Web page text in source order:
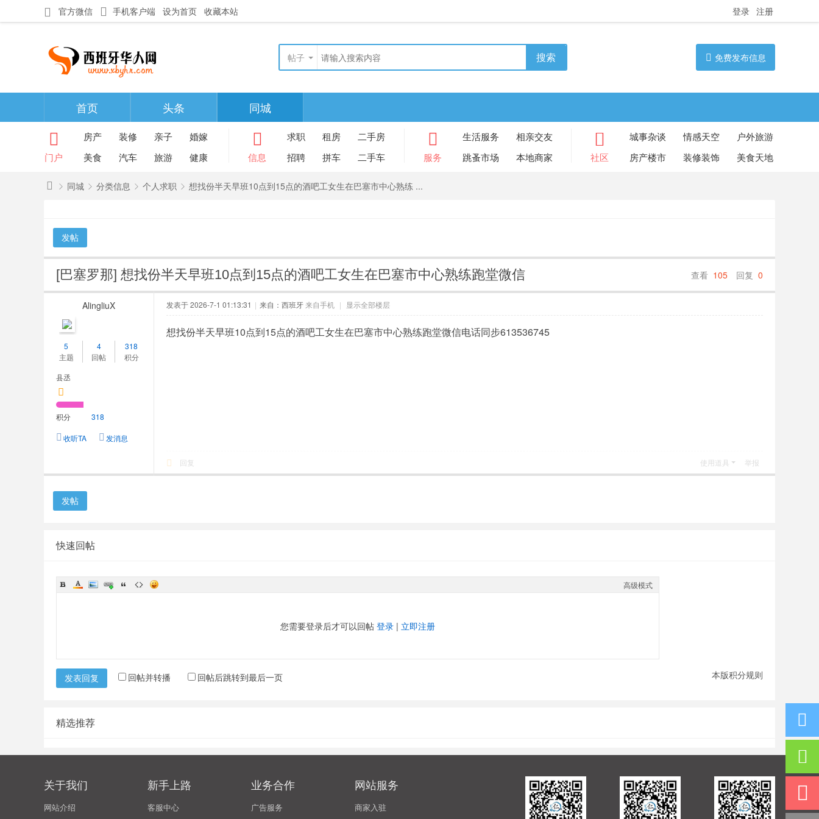
官方微信 手机客户端 设为首页 收藏本站 登录 注册
帖子 搜索 免费发布信息
首页 头条 同城
门户
房产 装修 亲子
婚嫁
美食
汽车 旅游 健康 信息
求职 租房
二手房
招聘
拼车 二手车 服务
生活服务
相亲交友
跳蚤市场
本地商家 社区
城事杂谈 情感天空
户外旅游
房产楼市
装修装饰 美食天地
华
网
»
同城 分类信息 个人求职 想找份半天早班10点到15点的酒吧工女生在巴塞市中心熟练 ...
发帖
查看 105 回复 0
[巴塞罗那] 想找份半天早班10点到15点的酒吧工女生在巴塞市中心熟练跑堂微信
AlingliuX
5
主题
4
回帖
318
积分
县丞
积分 318
收听TA 发消息
发表于 2026-7-1 01:13:31 | 来自：西班牙来自手机 | 显示全部楼层
想找份半天早班10点到15点的酒吧工女生在巴塞市中心熟练跑堂微信电话同步613536745
回复 使用道具 举报
发帖
快速回帖
高级模式
您需要登录后才可以回帖 登录 | 立即注册
本版积分规则
发表回复 回帖并转播 回帖后跳转到最后一页
精选推荐
关于我们
网站介绍
新手上路
客服中心
业务合作
广告服务
网站服务
商家入驻